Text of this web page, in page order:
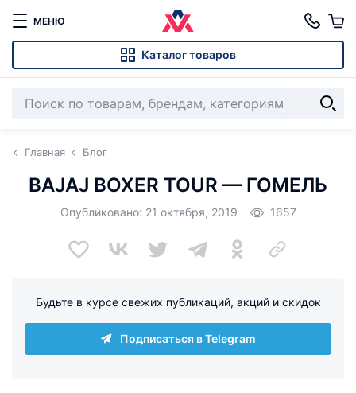
МЕНЮ
Каталог товаров
Главная Блог
BAJAJ BOXER TOUR — ГОМЕЛЬ
Опубликовано: 21 октября, 2019 1657
Будьте в курсе свежих публикаций, акций и скидок
Подписаться в Telegram